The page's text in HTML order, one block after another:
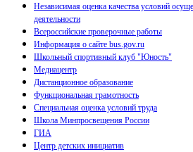
Независимая оценка качества условий
деятельности
Всероссийские проверочные работы
Информация о сайте bus.gov.ru
Школьный спортивный клуб "Юность"
Медиацентр
Дистанционное образование
Функциональная грамотность
Специальная оценка условий труда
Школа Минпросвещения России
ГИА
Центр детских инициатив